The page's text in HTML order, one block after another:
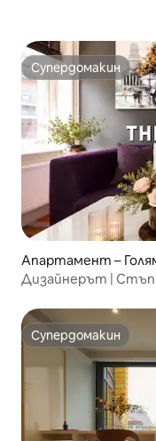
Супердомакин
Супердомакин
Апартамент –
Дизайнерът |
Супердомакин
Супердомакин